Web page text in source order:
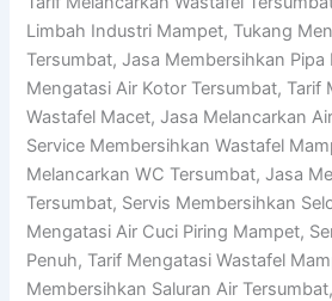
Limbah Industri Mampet, Tukang
Tersumbat, Jasa Membersihkan Pipa
Mengatasi Air Kotor Tersumbat, Tarif
Wastafel Macet, Jasa Melancarkan
Service Membersihkan Wastafel
Melancarkan WC Tersumbat, Jasa
Tersumbat, Servis Membersihkan
Mengatasi Air Cuci Piring Mampet,
Penuh, Tarif Mengatasi Wastafel
Membersihkan Saluran Air